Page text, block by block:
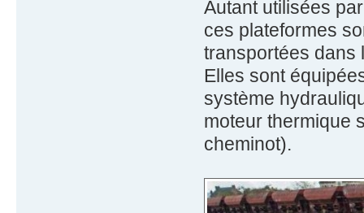
Autant utilisées
ces plateformes
transportées dans
Elles sont
système
moteur thermique
cheminot).